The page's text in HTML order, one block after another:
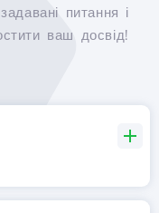
питання і
ваш досвід!